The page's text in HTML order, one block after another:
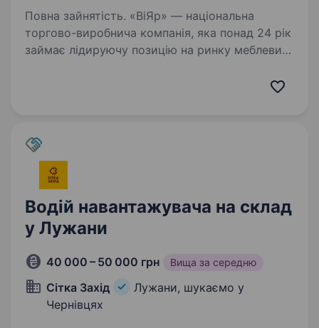
Повна зайнятість. «ВіЯр» — національна
торгово-виробнича компанія, яка понад 24 рік
займає лідируючу позицію на ринку меблевих
динаміку зростання і збільшуємо виробничі
Водій навантажувача на склад
у Лужани
40 000 – 50 000 грн Вища за середню
Сітка Захід
Лужани, шукаємо у
Чернівцях